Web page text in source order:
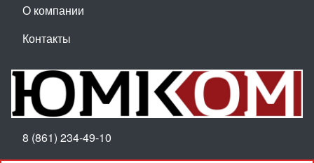
О компании
Контакты
8 (861) 234-49-10